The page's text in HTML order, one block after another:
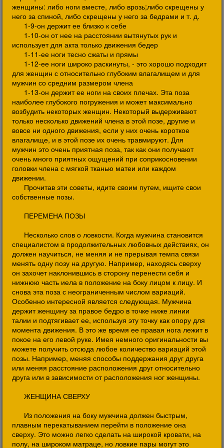
женщины: либо ноги вместе, либо врозь;либо скрещены у
него за спиной, либо скрещены у него за бедрами и т. д.
1-9-он держит ее близко к себе
1-10-он от нее на расстоянии вытянутых рук и
использует для акта только движения бедер
1-11-ее ноги тесно сжаты и прямы
1-12-ее ноги широко раскинуты, - это хорошо подходит
для женщин с относительно глубоким влагалищем и для
мужчин со средним размером члена
1-13-он держит ее ноги на своих плечах. Эта поза
наиболее глубокого погружения и может максимально
возбудить некоторых женщин. Некоторый выдерживают
только несколько движений члена в этой позе, другие и
вовсе ни одного движения, если у них очень короткое
влагалище, и в этой позе их очень травмируют. Для
мужчин это очень приятная поза, так как они получают
очень много приятных ощущений при соприкосновении
головки члена с мягкой тканью матеи или каждом
движении.
Прочитав эти советы, идите своим путем, ищите свои
собственные позы.
ПЕРЕМЕНА ПОЗЫ
Несколько слов о ловкости. Когда мужчина становится
специалистом в продолжительных любовных действиях, он
должен научиться, не меняя и не прерывая темпа связи
менять одну позу на другую. Например, находясь сверху
он захочет наклонившись в сторону перенести себя и
нижнюю часть иела в положение на боку лицом к лицу. И
снова эта поза с неограниченным числом вариаций.
Особенно интересной является следующая. Мужчина
держит женщину за правое бедро в точке ниже линии
талии и подтягивает ее, используя эту точку как опору для
момента движения. В это же время ее правая нога лежит в
покое на его левой руке. Имея немного оригинальности вы
можете получить отсюда любое количество вариаций этой
позы. Например, меняя способы поддержания друг друга
или меняя расстояние расположения друг относительно
друга или в зависимости от расположения ног женщины.
ЖЕНЩИНА СВЕРХУ
Из положения на боку мужчина должен быстрым,
плавным перекатыванием перейти в положение она
сверху. Это можно легко сделать на широкой кровати, на
полу, на широком матраце, но ловкие пары могут это